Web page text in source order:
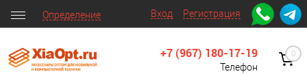
Вход Регистрация
Определение
+7 (967) 180-17-19
Телефон
0